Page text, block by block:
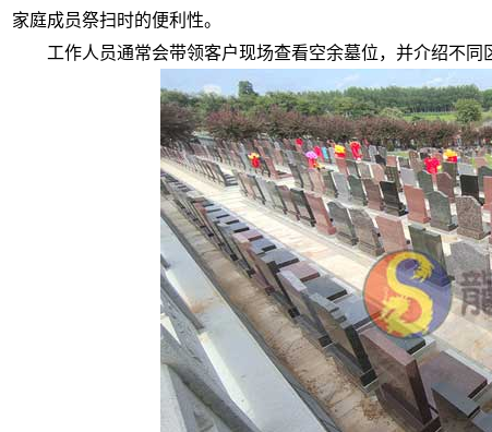
家庭成员祭扫时的便利性。
工作人员通常会带领客户现场查看空余墓位，并介绍不同